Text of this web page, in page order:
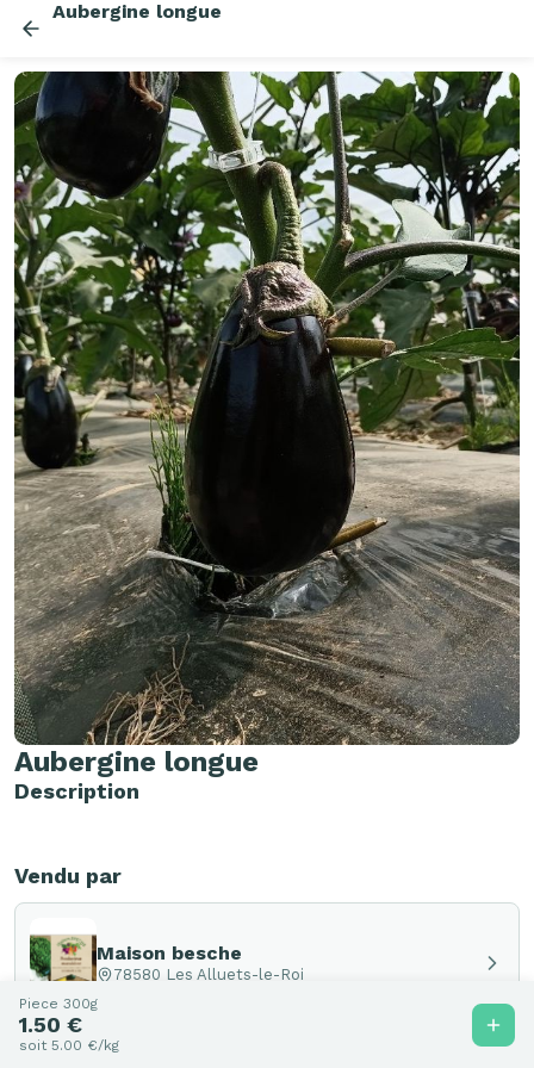
Aubergine longue
Aubergine longue
Description
Vendu par
Maison besche
78580 Les Alluets-le-Roi
Piece 300g
1.50 €
soit 5.00 €/kg